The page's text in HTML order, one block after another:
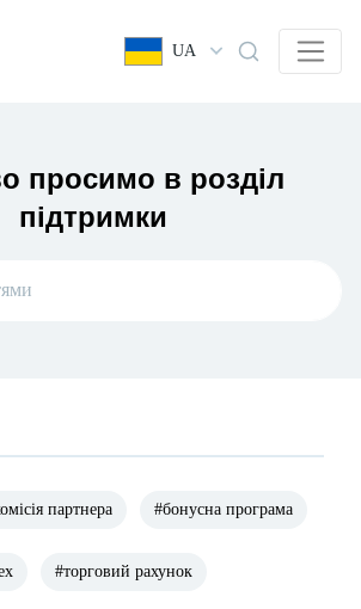
UA
просимо в розділ
підтримки
партнера #бонусна програма
#торговий рахунок